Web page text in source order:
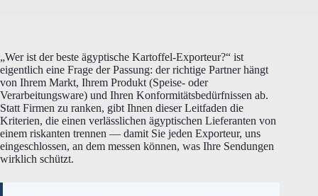
„Wer ist der beste ägyptische Kartoffel-Exporteur?“ ist
eigentlich eine Frage der Passung: der richtige Partner hängt
von Ihrem Markt, Ihrem Produkt (Speise- oder
Verarbeitungsware) und Ihren Konformitätsbedürfnissen ab.
Statt Firmen zu ranken, gibt Ihnen dieser Leitfaden die
Kriterien, die einen verlässlichen ägyptischen Lieferanten von
einem riskanten trennen — damit Sie jeden Exporteur, uns
eingeschlossen, an dem messen können, was Ihre Sendungen
wirklich schützt.